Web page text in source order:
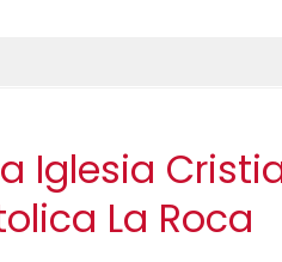
Iglesia
La Roca